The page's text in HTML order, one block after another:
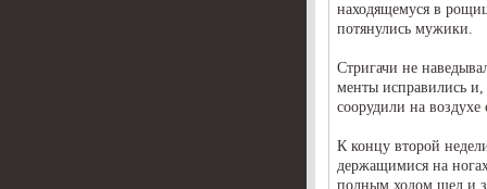
находящемуся в
потянулись мужики.
Стригачи не
менты исправились и,
соорудили на
К концу второй
держащимися на
полным ходом шел и